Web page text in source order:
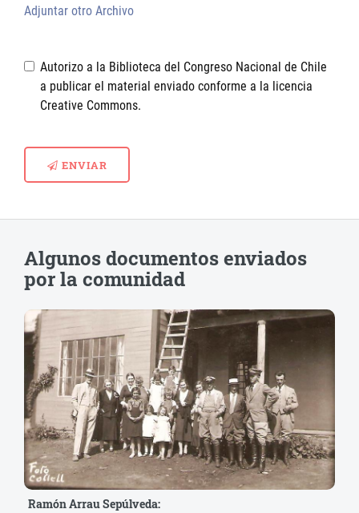
Adjuntar otro Archivo
Autorizo a la Biblioteca del Congreso Nacional de Chile
a publicar el material enviado conforme a la licencia
Creative Commons.
ENVIAR
Algunos documentos enviados
por la comunidad
Ramón Arrau Sepúlveda: